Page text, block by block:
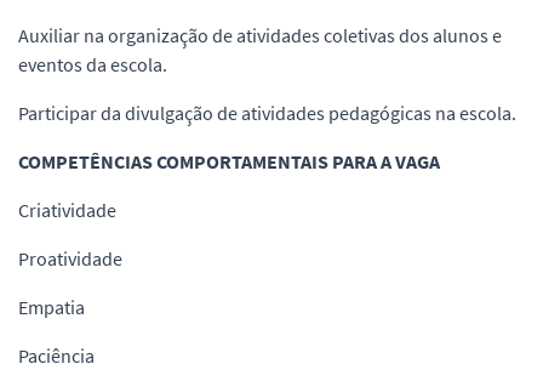
Auxiliar na organização de atividades coletivas dos alunos e
eventos da escola.
Participar da divulgação de atividades pedagógicas na escola.
COMPETÊNCIAS COMPORTAMENTAIS PARA A VAGA
Criatividade
Proatividade
Empatia
Paciência